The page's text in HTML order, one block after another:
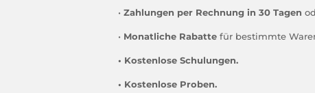
• Zahlungen per Rechnung in 30 Tagen
• Monatliche Rabatte für bestimmte
• Kostenlose Schulungen.
• Kostenlose Proben.